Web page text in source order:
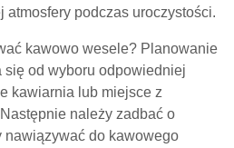
atmosfery podczas uroczystości.
kawowo wesele? Planowanie
się od wyboru odpowiedniej
kawiarnia lub miejsce z
należy zadbać o
nawiązywać do kawowego